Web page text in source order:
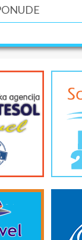
aristokratskih
što su irski pisac
vreme do
Istre Puli. Dolazak
izleta
istoriji ovoga
znamenitosti
koraku. Još u
rimski centar
antičke prošlosti i
odnosno Pulska
borbe
turniri a danas